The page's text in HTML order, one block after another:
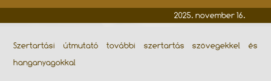
2025. november 16.
Szertartási útmutató további szertartás szövegekkel és
hanganyagokkal